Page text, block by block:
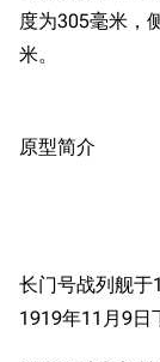
度为305毫米，
米。
原型简介
长门号战列舰于
1919年11月9日